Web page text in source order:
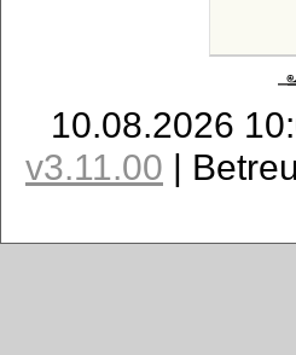
10.08.2026
v3.11.00 |